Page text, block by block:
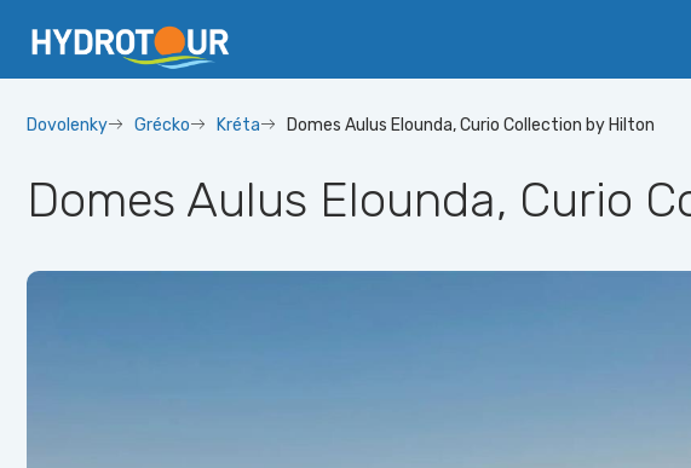
Dovolenky Grécko Kréta Domes Aulus Elounda, Curio Collection by Hilton
Domes Aulus Elounda, Curio